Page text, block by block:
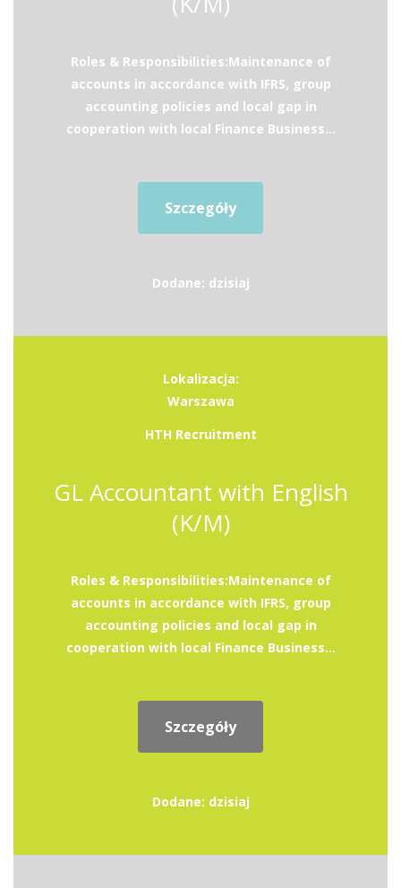
Roles & Responsibilities:Maintenance of
accounts in accordance with IFRS, group
accounting policies and local gap in
cooperation with local Finance Business...
Szczegóły
Dodane: dzisiaj
Lokalizacja:
Warszawa
HTH Recruitment
GL Accountant with English
(K/M)
Roles & Responsibilities:Maintenance of
accounts in accordance with IFRS, group
accounting policies and local gap in
cooperation with local Finance Business...
Szczegóły
Dodane: dzisiaj